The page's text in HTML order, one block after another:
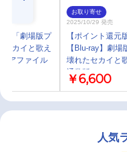
】「劇場版プ
セカイと歌え
アファイル
お取り寄せ
2025/10/29 発売
【ポイント還元
【Blu-ray】劇
壊れたセカイと
通常版
￥6,600
人気